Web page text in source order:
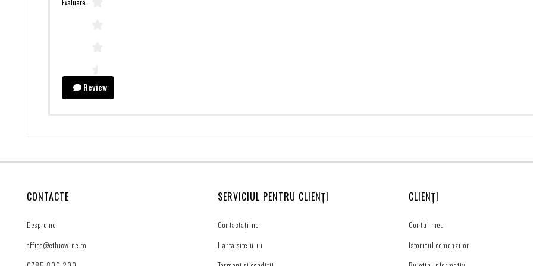
Evaluare:
Review
CONTACTE
Despre noi
office@ethicwine.ro
SERVICIUL PENTRU CLIENȚI
Contactați-ne
Harta site-ului
CLIENȚI
Contul meu
Istoricul comenzilor